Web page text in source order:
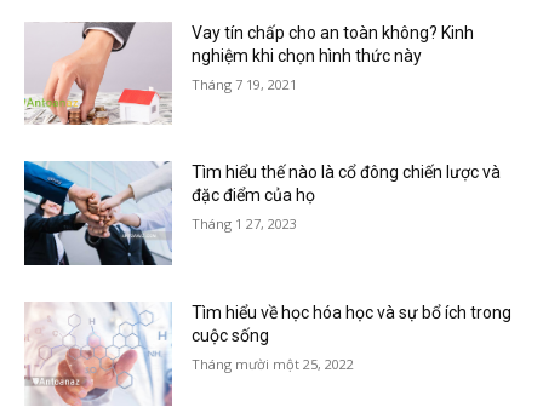
Vay tín chấp cho an toàn không? Kinh
nghiệm khi chọn hình thức này
Tháng 7 19, 2021
Tìm hiểu thế nào là cổ đông chiến lược và
đặc điểm của họ
Tháng 1 27, 2023
Tìm hiểu về học hóa học và sự bổ ích trong
cuộc sống
Tháng mười một 25, 2022